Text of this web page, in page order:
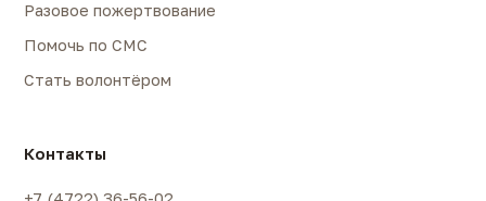
Разовое пожертвование
Помочь по СМС
Стать волонтёром
Контакты